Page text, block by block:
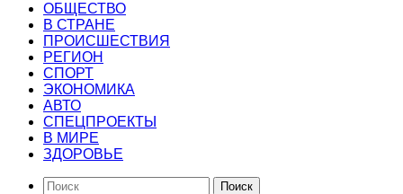
ОБЩЕСТВО
В СТРАНЕ
ПРОИСШЕСТВИЯ
РЕГИОН
CПОРТ
ЭКОНОМИКА
АВТО
СПЕЦПРОЕКТЫ
В МИРЕ
ЗДОРОВЬЕ
Поиск